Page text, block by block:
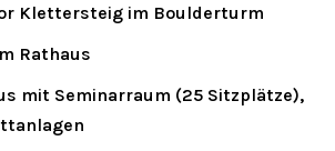
Klettersteig im Boulderturm
Rathaus
mit Seminarraum (25 Sitzplätze),